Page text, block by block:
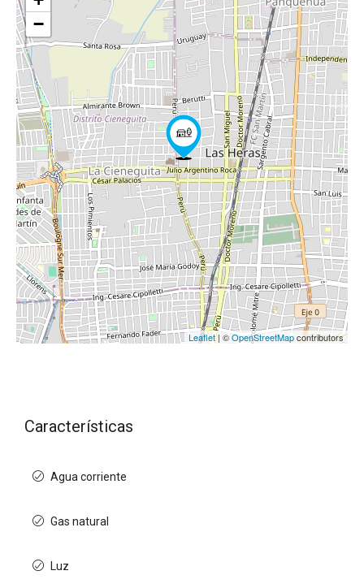
−
Leaflet| ©OpenStreetMapcontributors
Características
Agua corriente
Gas natural
Luz